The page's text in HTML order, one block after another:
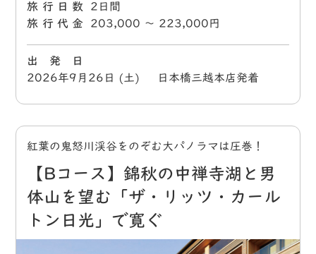
旅行日数
2日間
旅行代金
203,000 〜 223,000円
出 発 日
2026年9月26日 (土) 日本橋三越本店発着
紅葉の鬼怒川渓谷をのぞむ大パノラマは圧巻！
【Bコース】錦秋の中禅寺湖と男
体山を望む「ザ・リッツ・カール
トン日光」で寛ぐ